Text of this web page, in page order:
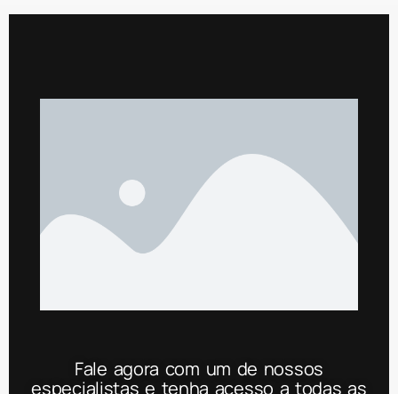
Fale agora com um de nossos
especialistas e tenha acesso a todas as